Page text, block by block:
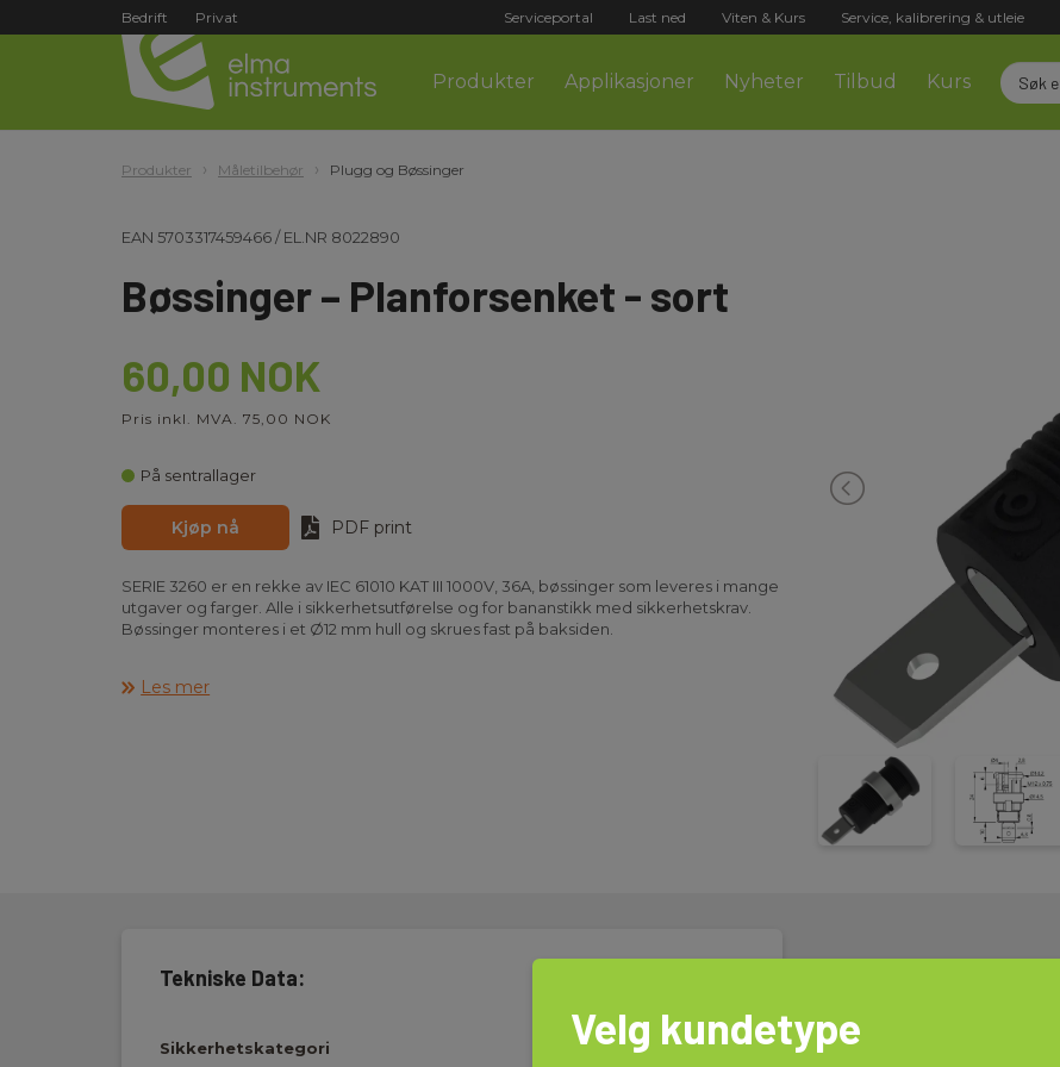
Bedrift Privat Serviceportal Last ned Viten & Kurs Service, kalibrering & utleie
Produkter Applikasjoner Nyheter Tilbud Kurs
Produkter Måletilbehør Plugg og Bøssinger
EAN 5703317459466/EL.NR 8022890
Bøssinger – Planforsenket - sort
60,00 NOK
Pris inkl. MVA. 75,00 NOK
På sentrallager
Kjøp nå PDF print
SERIE 3260 er en rekke av IEC 61010 KAT III 1000V, 36A, bøssinger som leveres i mange
utgaver og farger. Alle i sikkerhetsutførelse og for bananstikk med sikkerhetskrav.
Bøssinger monteres i et Ø12 mm hull og skrues fast på baksiden.
TYPE 3266 for bladstikk.
Les mer
Tekniske Data:
Sikkerhetskategori Velg kundetype